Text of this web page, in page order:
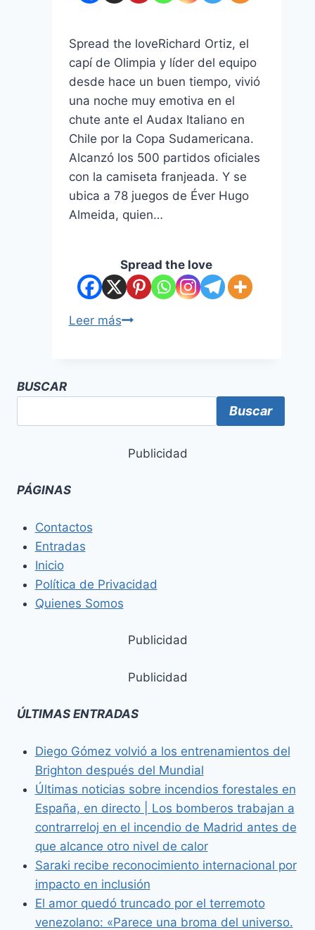
Spread the loveRichard Ortiz, el
capí de Olimpia y líder del equipo
desde hace un buen tiempo, vivió
una noche muy emotiva en el
chute ante el Audax Italiano en
Chile por la Copa Sudamericana.
Alcanzó los 500 partidos oficiales
con la camiseta franjeada. Y se
ubica a 78 juegos de Éver Hugo
Almeida, quien…
Spread the love
Leer más
BUSCAR
Buscar
Publicidad
PÁGINAS
Contactos
Entradas
Inicio
Política de Privacidad
Quienes Somos
Publicidad
Publicidad
ÚLTIMAS ENTRADAS
Diego Gómez volvió a los entrenamientos del
Brighton después del Mundial
Últimas noticias sobre incendios forestales en
España, en directo | Los bomberos trabajan a
contrarreloj en el incendio de Madrid antes de
que alcance otro nivel de calor
Saraki recibe reconocimiento internacional por
impacto en inclusión
El amor quedó truncado por el terremoto
venezolano: «Parece una broma del universo.